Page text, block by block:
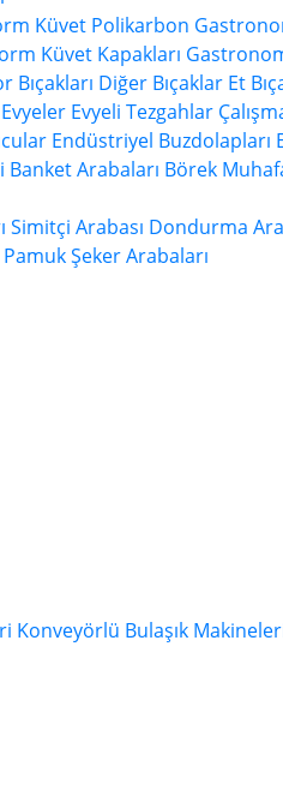
Küvet Polikarbon
Küvet Kapakları
Bıçakları Diğer Bıçaklar Et
Evyeler Evyeli Tezgahlar
Endüstriyel Buzdolapları
Banket Arabaları Börek
Simitçi Arabası Dondurma
Şeker Arabaları
Konveyörlü Bulaşık